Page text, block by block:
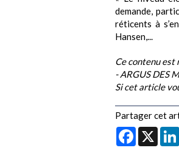
demande,
réticents à
Hansen,...
Ce contenu est
- ARGUS DES
Si cet article
Partager cet
Facebook
X